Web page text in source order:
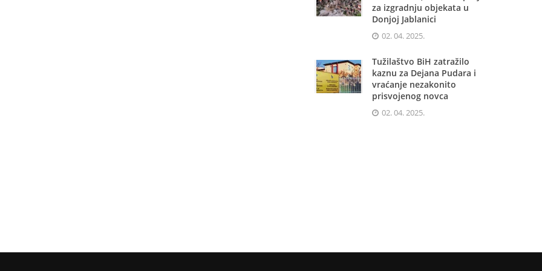
za izgradnju objekata u
Donjoj Jablanici
02. 04. 2025.
Tužilaštvo BiH zatražilo
kaznu za Dejana Pudara i
vraćanje nezakonito
prisvojenog novca
02. 04. 2025.